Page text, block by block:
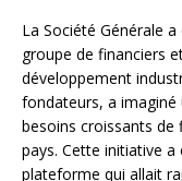
La Société Générale
groupe de financiers
développement
fondateurs, a
besoins croissants de
pays. Cette initiative a
plateforme qui allait